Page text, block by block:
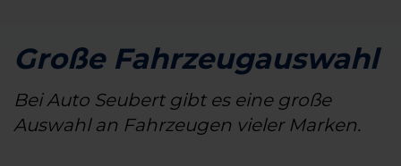
Große Fahrzeugauswahl
Bei Auto Seubert gibt es eine große
Auswahl an Fahrzeugen vieler Marken.